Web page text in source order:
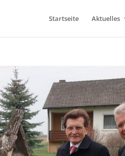
Startseite Aktuelles